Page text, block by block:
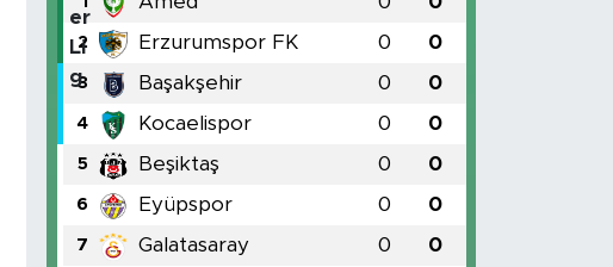
2 Erzurumspor FK 0 0
3 Başakşehir 0 0
4 Kocaelispor 0 0
5 Beşiktaş 0 0
6 Eyüpspor 0 0
7 Galatasaray 0 0